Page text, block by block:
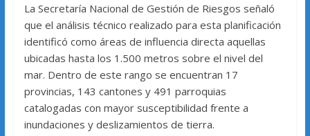
La Secretaría Nacional de Gestión de Riesgos señaló
que el análisis técnico realizado para esta planificación
identificó como áreas de influencia directa aquellas
ubicadas hasta los 1.500 metros sobre el nivel del
mar. Dentro de este rango se encuentran 17
provincias, 143 cantones y 491 parroquias
catalogadas con mayor susceptibilidad frente a
inundaciones y deslizamientos de tierra.